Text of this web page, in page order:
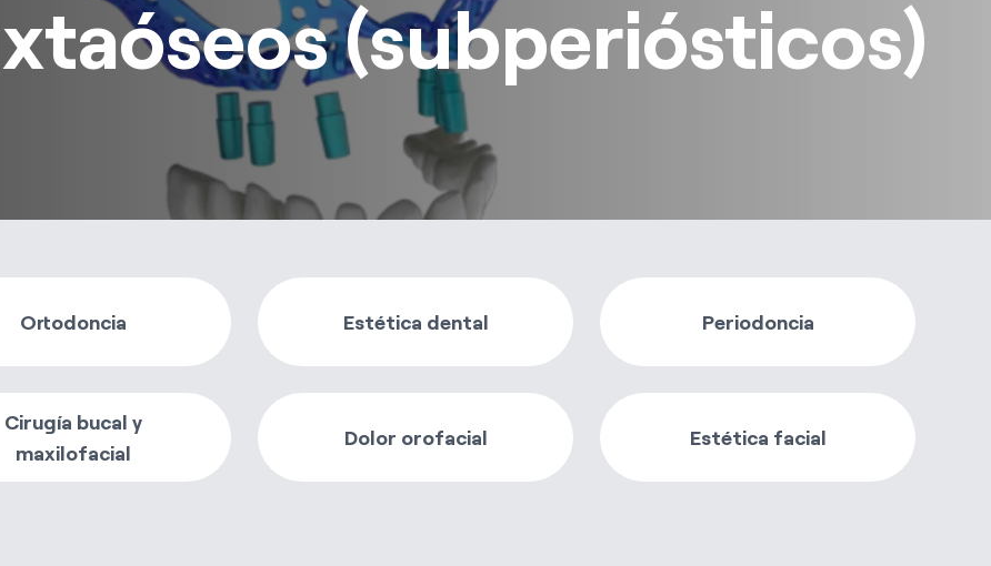
TECNOLOGÍA
PROGRAMA EMPRESA AMIGA
(subperiósticos)
Ortodoncia Estética dental Periodoncia
Cirugía bucal y
maxilofacial
Dolor orofacial Estética facial